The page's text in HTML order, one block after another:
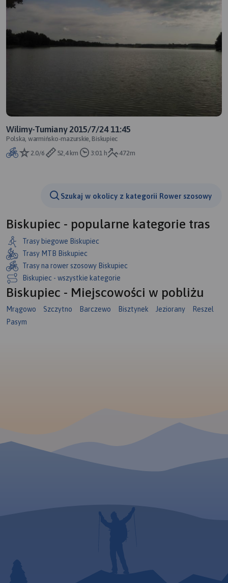
Wilimy-Tumiany 2015/7/24 11:45
Polska, warmińsko-mazurskie, Biskupiec
2.0/6
52,4 km 3:01 h 472m
Szukaj w okolicy z kategorii Rower szosowy
Biskupiec - popularne kategorie tras
Trasy biegowe Biskupiec
Trasy MTB Biskupiec
Trasy na rower szosowy Biskupiec
Biskupiec - wszystkie kategorie
Biskupiec - Miejscowości w pobliżu
Mrągowo Szczytno Barczewo Bisztynek Jeziorany
Reszel
Pasym